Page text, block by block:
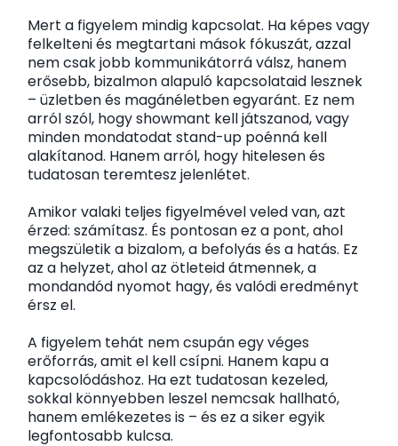
Mert a figyelem mindig kapcsolat. Ha képes vagy
felkelteni és megtartani mások fókuszát, azzal
nem csak jobb kommunikátorrá válsz, hanem
erősebb, bizalmon alapuló kapcsolataid lesznek
– üzletben és magánéletben egyaránt. Ez nem
arról szól, hogy showmant kell játszanod, vagy
minden mondatodat stand-up poénná kell
alakítanod. Hanem arról, hogy hitelesen és
tudatosan teremtesz jelenlétet.
Amikor valaki teljes figyelmével veled van, azt
érzed: számítasz. És pontosan ez a pont, ahol
megszületik a bizalom, a befolyás és a hatás. Ez
az a helyzet, ahol az ötleteid átmennek, a
mondandód nyomot hagy, és valódi eredményt
érsz el.
A figyelem tehát nem csupán egy véges
erőforrás, amit el kell csípni. Hanem kapu a
kapcsolódáshoz. Ha ezt tudatosan kezeled,
sokkal könnyebben leszel nemcsak hallható,
hanem emlékezetes is – és ez a siker egyik
legfontosabb kulcsa.